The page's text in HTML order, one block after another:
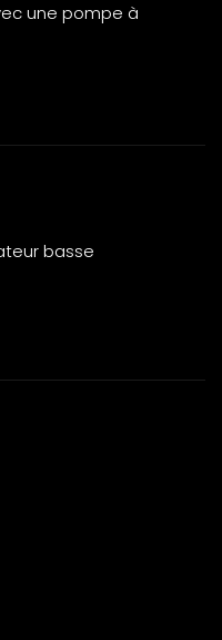
une pompe à
basse